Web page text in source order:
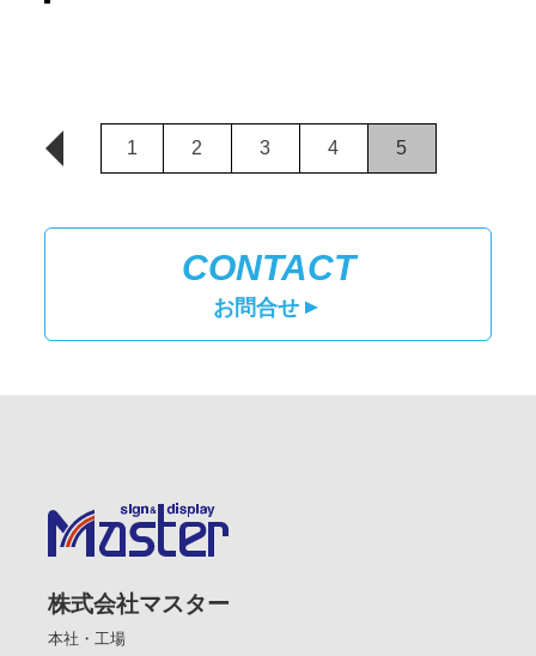
1 2 3 4 5
CONTACT
お問合せ ▲
株式会社マスター
本社・工場